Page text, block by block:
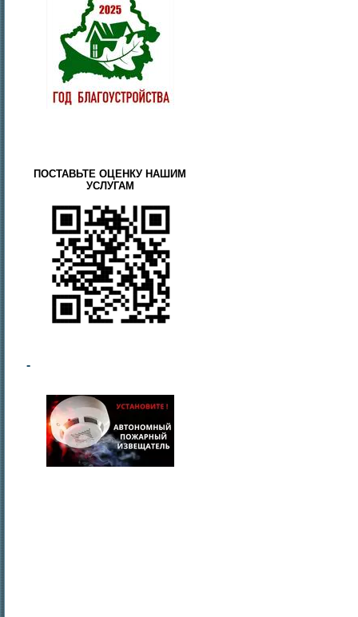
ПОСТАВЬТЕ ОЦЕНКУ НАШИМ
УСЛУГАМ
-